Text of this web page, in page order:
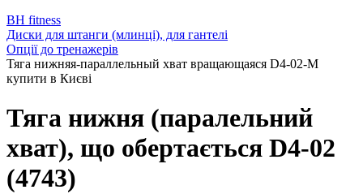
BH fitness
Диски для штанги (млинці), для гантелі
Опції до тренажерів
Тяга нижняя-параллельный хват вращающаяся D4-02-M
купити в Києві
Тяга нижня (паралельний
хват), що обертається D4-02
(4743)